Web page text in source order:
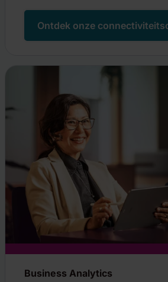
Ontdek onze
Business Analytics